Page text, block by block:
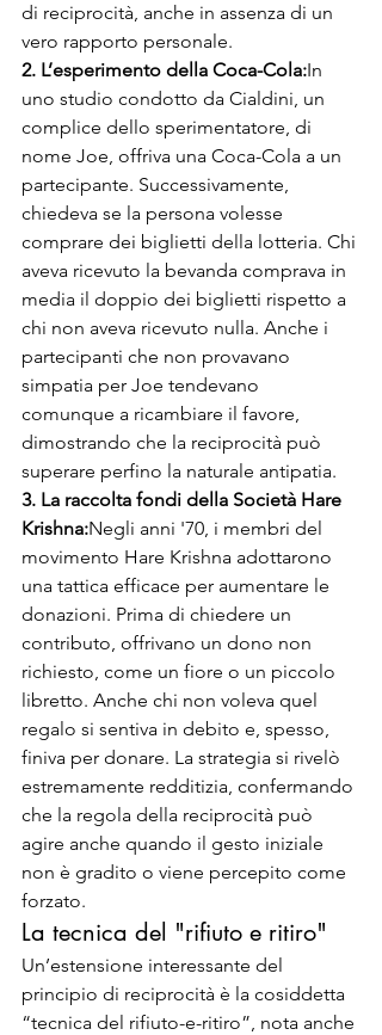
di reciprocità, anche in assenza di un
vero rapporto personale.
2. L’esperimento della Coca-Cola:In
uno studio condotto da Cialdini, un
complice dello sperimentatore, di
nome Joe, offriva una Coca-Cola a un
partecipante. Successivamente,
chiedeva se la persona volesse
comprare dei biglietti della lotteria. Chi
aveva ricevuto la bevanda comprava in
media il doppio dei biglietti rispetto a
chi non aveva ricevuto nulla. Anche i
partecipanti che non provavano
simpatia per Joe tendevano
comunque a ricambiare il favore,
dimostrando che la reciprocità può
superare perfino la naturale antipatia.
3. La raccolta fondi della Società Hare
Krishna:Negli anni '70, i membri del
movimento Hare Krishna adottarono
una tattica efficace per aumentare le
donazioni. Prima di chiedere un
contributo, offrivano un dono non
richiesto, come un fiore o un piccolo
libretto. Anche chi non voleva quel
regalo si sentiva in debito e, spesso,
finiva per donare. La strategia si rivelò
estremamente redditizia, confermando
che la regola della reciprocità può
agire anche quando il gesto iniziale
non è gradito o viene percepito come
forzato.
La tecnica del "rifiuto e ritiro"
Un’estensione interessante del
principio di reciprocità è la cosiddetta
“tecnica del rifiuto-e-ritiro”, nota anche